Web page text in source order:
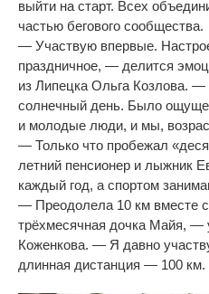
выйти на старт. Всех
частью бегового сообщества.
— Участвую впервые.
праздничное, — делится
из Липецка Ольга Козлова. —
солнечный день. Было
и молодые люди, и мы,
— Только что пробежал «
летний пенсионер и лыжник
каждый год, а спортом
— Преодолела 10 км вместе с
трёхмесячная дочка Майя, —
Коженкова. — Я давно
длинная дистанция — 100